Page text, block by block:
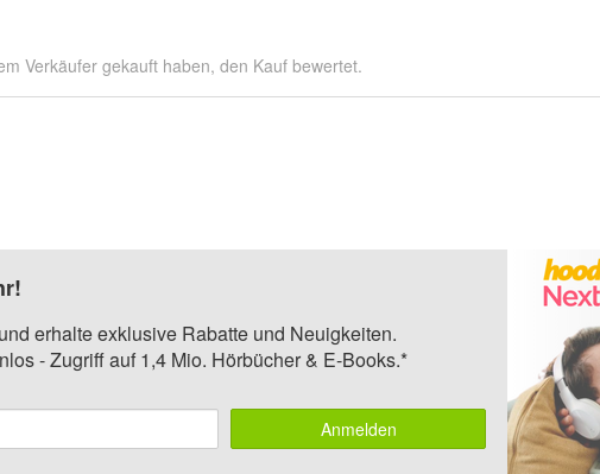
Verkäufer gekauft haben, den Kauf bewertet.
erhalte exklusive Rabatte und Neuigkeiten.
- Zugriff auf 1,4 Mio. Hörbücher & E-Books.*
Anmelden